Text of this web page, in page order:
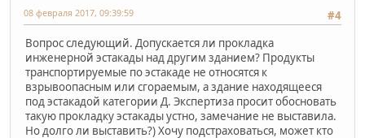
#4
08 февраля 2017, 09:39:59
Вопрос следующий. Допускается ли прокладка
инженерной эстакады над другим зданием? Продукты
транспортируемые по эстакаде не относятся к
взрывоопасным или сгораемым, а здание находящееся
под эстакадой категории Д. Экспертиза просит обосновать
такую прокладку эстакады устно, замечание не выставила.
Но долго ли выставить?) Хочу подстраховаться, может кто